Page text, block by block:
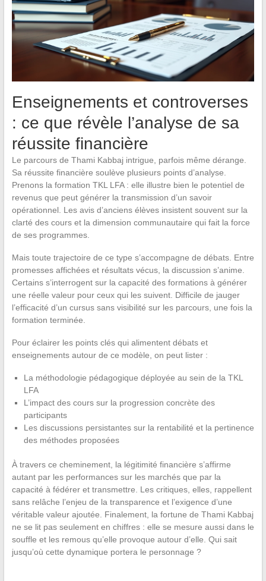
Enseignements et controverses
: ce que révèle l’analyse de sa
réussite financière
Le parcours de Thami Kabbaj intrigue, parfois même dérange.
Sa réussite financière soulève plusieurs points d’analyse.
Prenons la formation TKL LFA : elle illustre bien le potentiel de
revenus que peut générer la transmission d’un savoir
opérationnel. Les avis d’anciens élèves insistent souvent sur la
clarté des cours et la dimension communautaire qui fait la force
de ses programmes.
Mais toute trajectoire de ce type s’accompagne de débats. Entre
promesses affichées et résultats vécus, la discussion s’anime.
Certains s’interrogent sur la capacité des formations à générer
une réelle valeur pour ceux qui les suivent. Difficile de jauger
l’efficacité d’un cursus sans visibilité sur les parcours, une fois la
formation terminée.
Pour éclairer les points clés qui alimentent débats et
enseignements autour de ce modèle, on peut lister :
La méthodologie pédagogique déployée au sein de la TKL
LFA
L’impact des cours sur la progression concrète des
participants
Les discussions persistantes sur la rentabilité et la pertinence
des méthodes proposées
À travers ce cheminement, la légitimité financière s’affirme
autant par les performances sur les marchés que par la
capacité à fédérer et transmettre. Les critiques, elles, rappellent
sans relâche l’enjeu de la transparence et l’exigence d’une
véritable valeur ajoutée. Finalement, la fortune de Thami Kabbaj
ne se lit pas seulement en chiffres : elle se mesure aussi dans le
souffle et les remous qu’elle provoque autour d’elle. Qui sait
jusqu’où cette dynamique portera le personnage ?